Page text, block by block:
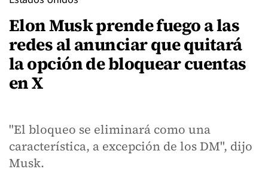
Elon Musk prende fuego a las
redes al anunciar que quitará
la opción de bloquear cuentas
en X
"El bloqueo se eliminará como una
característica, a excepción de los DM", dijo
Musk.